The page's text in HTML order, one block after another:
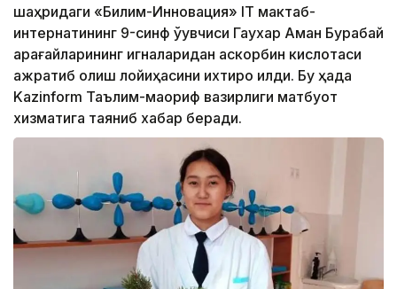
шаҳридаги «Билим-Инновация» IТ мактаб-
интернатининг 9-синф ўқувчиси Гаухар Аман Бурабай
қарағайларининг игналаридан аскорбин кислотаси
ажратиб олиш лойиҳасини ихтиро қилди. Бу ҳақда
Kazinform Таълим-маориф вазирлиги матбуот
хизматига таяниб хабар беради.